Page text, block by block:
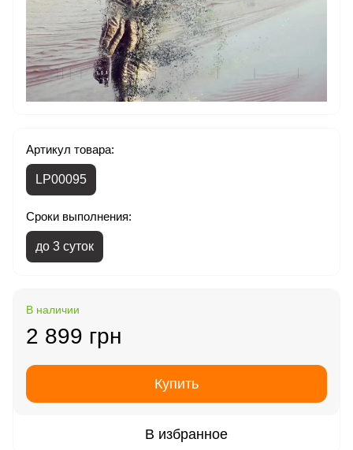
Артикул товара:
LP00095
Сроки выполнения:
до 3 суток
В наличии
2 899 грн
Купить
В избранное